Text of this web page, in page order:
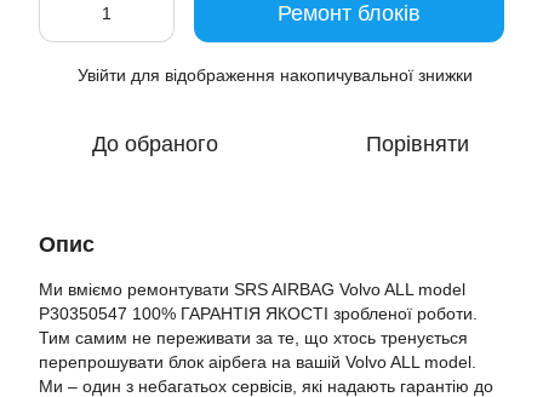
Ремонт блоків
Увійти для відображення накопичувальної знижки
До обраного Порівняти
Опис
Ми вміємо ремонтувати SRS AIRBAG Volvo ALL model
P30350547 100% ГАРАНТІЯ ЯКОСТІ зробленої роботи.
Тим самим не переживати за те, що хтось тренується
перепрошувати блок аірбега на вашій Volvo ALL model.
Ми – один з небагатьох сервісів, які надають гарантію до